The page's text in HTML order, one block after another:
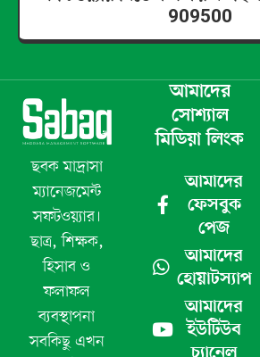
909500
ছবক মাদ্রাসা
ম্যানেজমেন্ট
সফটওয়্যার।
ছাত্র, শিক্ষক,
হিসাব ও
ফলাফল
ব্যবস্থাপনা
সবকিছু এখন
আমাদের
সোশ্যাল
মিডিয়া লিংক
আমাদের
ফেসবুক
পেজ
আমাদের
হোয়াটস্যাপ
আমাদের
ইউটিউব